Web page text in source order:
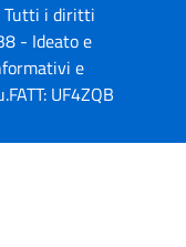
Tutti i diritti
- Ideato e
e
UF4ZQB